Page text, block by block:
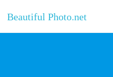
Beautiful Photo.net